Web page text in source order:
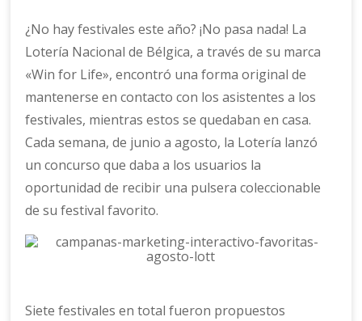
¿No hay festivales este año? ¡No pasa nada! La
Lotería Nacional de Bélgica, a través de su marca
«Win for Life», encontró una forma original de
mantenerse en contacto con los asistentes a los
festivales, mientras estos se quedaban en casa.
Cada semana, de junio a agosto, la Lotería lanzó
un concurso que daba a los usuarios la
oportunidad de recibir una pulsera coleccionable
de su festival favorito.
Siete festivales en total fueron propuestos